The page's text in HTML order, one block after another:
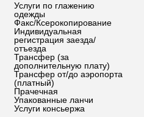
Услуги по глажению
одежды
Факс/Ксерокопирование
Индивидуальная
регистрация заезда/
отъезда
Трансфер (за
дополнительную плату)
Трансфер от/до аэропорта
(платный)
Прачечная
Упакованные ланчи
Услуги консьержа